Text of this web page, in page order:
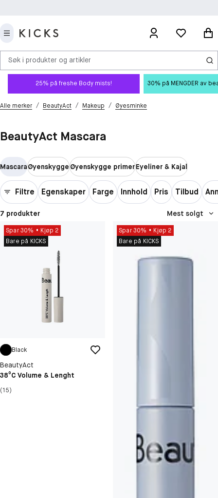
Søk i produkter og artikler
25% på freshe Body mists! 30% på MENGDER av
Alle merker / BeautyAct / Makeup / Øyesminke
BeautyAct Mascara
MascaraØyenskyggeØyenskygge primerEyeliner & Kajal
Filtre Egenskaper Farge Innhold Pris Tilbud
7 produkter Mest solgt
Spar 30%
Kjøp 2
Bare på KICKS
Black
BeautyAct
38⁰C Volume & Lenght
(15)
Spar 30%
Kjøp 2
Bare på KICKS